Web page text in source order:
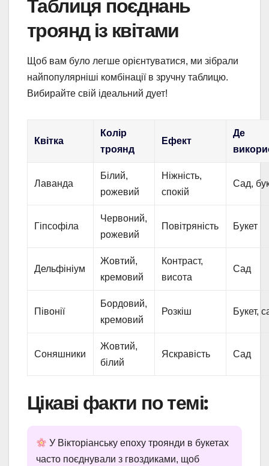
Таблиця поєднань
троянд із квітами
Щоб вам було легше орієнтуватися, ми зібрали
найпопулярніші комбінації в зручну таблицю.
Вибирайте свій ідеальний дует!
Квітка
Колір
троянд
Ефект
Де
Лаванда
Білий,
рожевий
Ніжність,
спокій
Сад,
Гіпсофіла
Червоний,
рожевий
Повітряність Букет
Дельфініум
Жовтий,
кремовий
Контраст,
висота
Сад
Півонії
Бордовий,
кремовий
Розкіш Букет,
Соняшники
Жовтий,
білий
Яскравість Сад
Цікаві факти по темі:
У Вікторіанську епоху троянди в букетах
часто поєднували з гвоздиками, щоб